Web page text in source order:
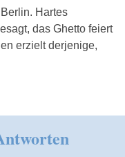
Hartes
das Ghetto feiert
erzielt derjenige,